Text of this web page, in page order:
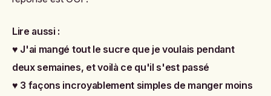
Lire aussi :
♥ J'ai mangé tout le sucre que je voulais pendant
deux semaines, et voilà ce qu'il s'est passé
♥ 3 façons incroyablement simples de manger moins